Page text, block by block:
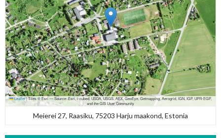
Leaflet|Tiles © Esri — Source: Esri, i-cubed, USDA, USGS, AEX, GeoEye, Getmapping, Aerogrid, IGN, IGP, UPR-EGP,
and the GIS User Community
Meierei 27, Raasiku, 75203 Harju maakond, Estonia